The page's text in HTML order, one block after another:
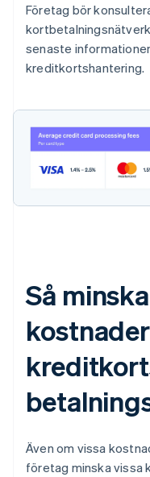
Företag bör
senaste
kreditkortshantering.
Så
Även om vissa
företag minska vissa